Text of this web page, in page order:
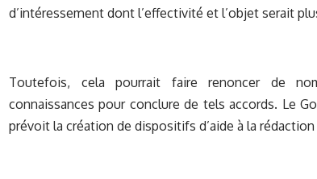
d’intéressement dont l’effectivité et l’objet serait
Toutefois, cela pourrait faire renoncer de
connaissances pour conclure de tels accords. Le
prévoit la création de dispositifs d’aide à la rédaction